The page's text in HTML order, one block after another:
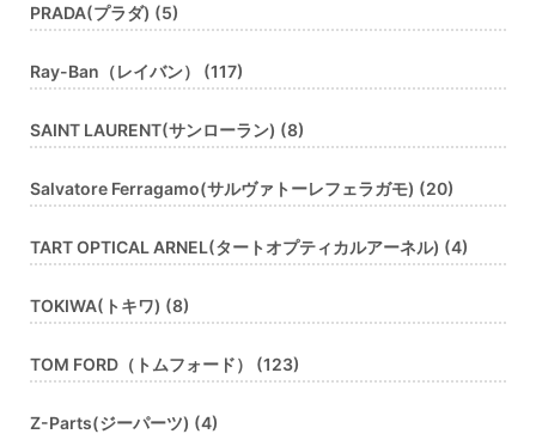
PRADA(プラダ) (5)
Ray-Ban（レイバン） (117)
SAINT LAURENT(サンローラン) (8)
Salvatore Ferragamo(サルヴァトーレフェラガモ) (20)
TART OPTICAL ARNEL(タートオプティカルアーネル) (4)
TOKIWA(トキワ) (8)
TOM FORD（トムフォード） (123)
Z-Parts(ジーパーツ) (4)